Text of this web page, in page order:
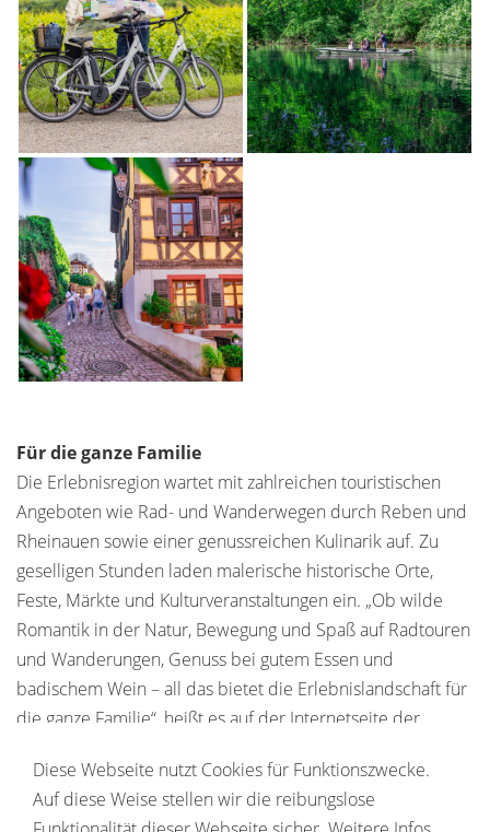
Für die ganze Familie
Die Erlebnisregion wartet mit zahlreichen touristischen
Angeboten wie Rad- und Wanderwegen durch Reben und
Rheinauen sowie einer genussreichen Kulinarik auf. Zu
geselligen Stunden laden malerische historische Orte,
Feste, Märkte und Kulturveranstaltungen ein. „Ob wilde
Romantik in der Natur, Bewegung und Spaß auf Radtouren
und Wanderungen, Genuss bei gutem Essen und
badischem Wein – all das bietet die Erlebnislandschaft für
die ganze Familie“, heißt es auf der Internetseite der
in die Weltgeschichte an.
erlebnisregion-europapark.de
Diese Webseite nutzt Cookies für Funktionszwecke.
Auf diese Weise stellen wir die reibungslose